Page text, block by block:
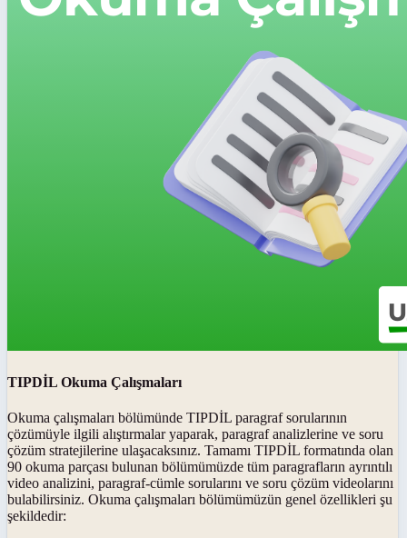
TIPDİL Okuma Çalışmaları
Okuma çalışmaları bölümünde TIPDİL paragraf sorularının
çözümüyle ilgili alıştırmalar yaparak, paragraf analizlerine ve soru
çözüm stratejilerine ulaşacaksınız. Tamamı TIPDİL formatında olan
90 okuma parçası bulunan bölümümüzde tüm paragrafların ayrıntılı
video analizini, paragraf-cümle sorularını ve soru çözüm videolarını
bulabilirsiniz. Okuma çalışmaları bölümümüzün genel özellikleri şu
şekildedir: